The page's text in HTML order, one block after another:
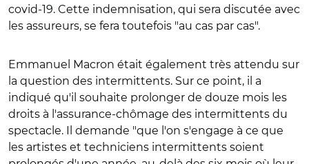
covid-19. Cette indemnisation, qui sera discutée avec
les assureurs, se fera toutefois "au cas par cas".
Emmanuel Macron était également très attendu sur
la question des intermittents. Sur ce point, il a
indiqué qu'il souhaite prolonger de douze mois les
droits à l'assurance-chômage des intermittents du
spectacle. Il demande "que l'on s'engage à ce que
les artistes et techniciens intermittents soient